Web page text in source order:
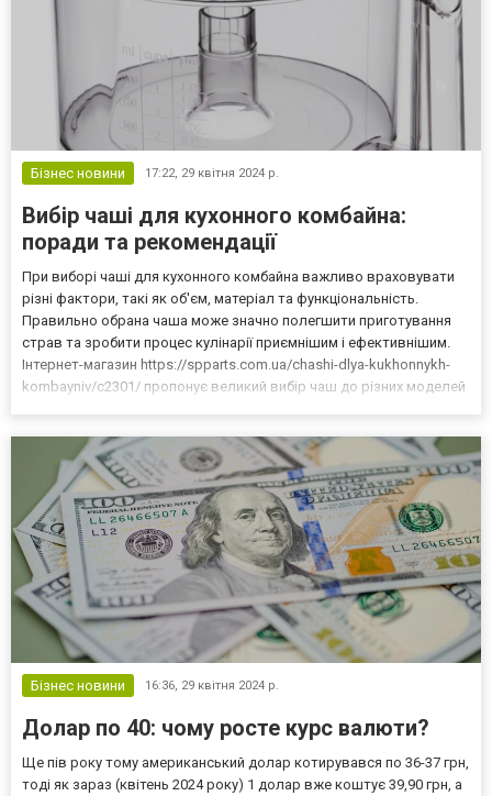
Бізнес новини 17:22, 29 квітня 2024 р.
Вибір чаші для кухонного комбайна:
поради та рекомендації
При виборі чаші для кухонного комбайна важливо враховувати
різні фактори, такі як об'єм, матеріал та функціональність.
Правильно обрана чаша може значно полегшити приготування
страв та зробити процес кулінарії приємнішим і ефективнішим.
Інтернет-магазин https://spparts.com.ua/chashi-dlya-kukhonnykh-
kombayniv/c2301/ пропонує великий вибір чаш до різних моделей
Бізнес новини 16:36, 29 квітня 2024 р.
Долар по 40: чому росте курс валюти?
Ще пів року тому американський долар котирувався по 36-37 грн,
тоді як зараз (квітень 2024 року) 1 долар вже коштує 39,90 грн, а